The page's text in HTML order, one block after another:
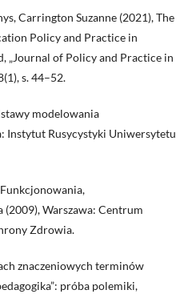
Carrington Suzanne (2021), The
Policy and Practice in
„Journal of Policy and Practice in
s. 44–52.
modelowania
Instytut Rusycystyki Uniwersytetu
Warszawa: Centrum
Zdrowia.
znaczeniowych terminów
próba polemiki,